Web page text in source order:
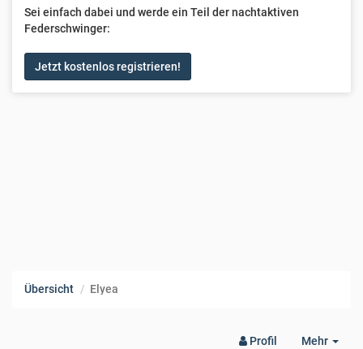
Sei einfach dabei und werde ein Teil der nachtaktiven
Federschwinger:
Jetzt kostenlos registrieren!
Übersicht Elyea
Mehr
Profil